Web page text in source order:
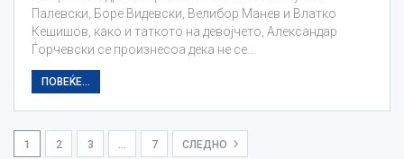
Палевски, Боре Видевски, Велибор Манев и Влатко
Кешишов, како и таткото на девојчето, Александар
Ѓорчевски се произнесоа дека не се…
ПОВЕЌЕ...
1 2 3 7 СЛЕДНО